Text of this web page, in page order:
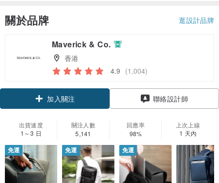
關於品牌 逛設計品牌
Maverick & Co.
香港
4.9 (1,004)
加入關注
聯絡設計師
出貨速度
1～3 日
關注人數
5,141
回應率
98%
上次上線
1 天內
免運 免運 免運